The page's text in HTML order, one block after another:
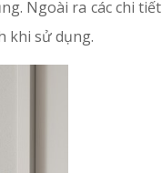
Ngoài ra các chi tiết
khi sử dụng.